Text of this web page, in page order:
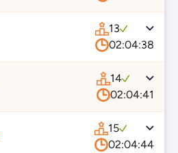
13
02:04:38
14
02:04:41
15
02:04:44